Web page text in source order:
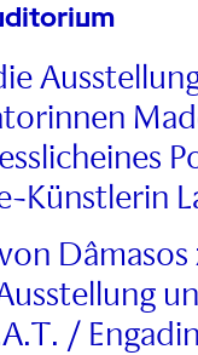
Künstlerin
/